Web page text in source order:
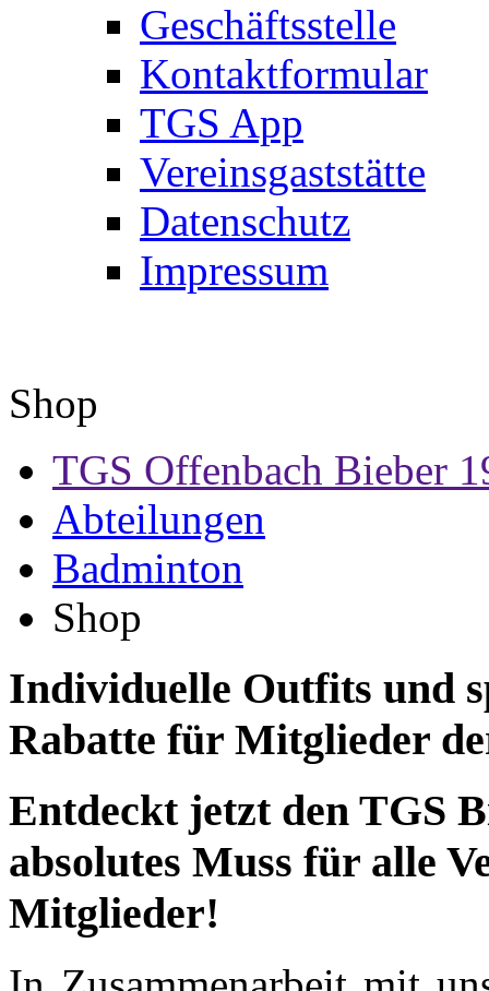
Geschäftsstelle
Kontaktformular
TGS App
Vereinsgaststätte
Datenschutz
Impressum
Shop
TGS Offenbach Bieber
Abteilungen
Badminton
Shop
Individuelle Outfits und
Rabatte für Mitglieder
Entdeckt jetzt den TGS
absolutes Muss für alle
Mitglieder!